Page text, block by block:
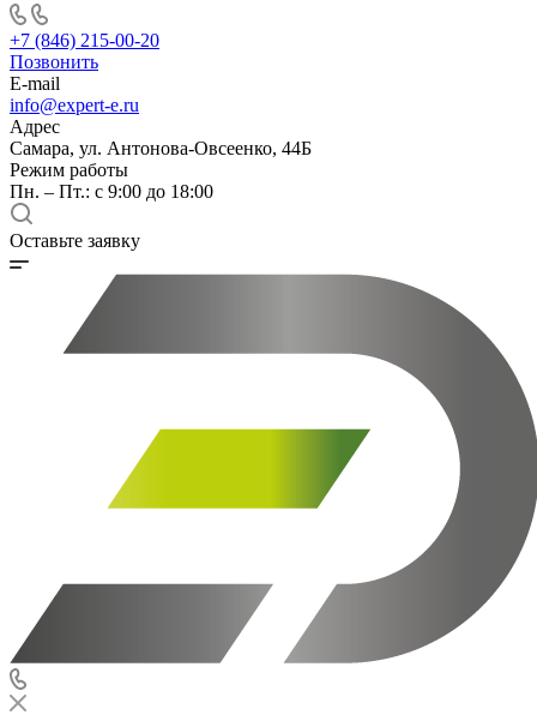
+7 (846) 215-00-20
Позвонить
E-mail
info@expert-e.ru
Адрес
Самара, ул. Антонова-Овсеенко, 44Б
Режим работы
Пн. – Пт.: с 9:00 до 18:00
Оставьте заявку